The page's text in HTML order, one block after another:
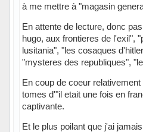
à me mettre à "magasin
En attente de lecture, donc
hugo, aux frontieres de l'exil",
lusitania", "les cosaques
"mysteres des republiques",
En coup de coeur
tomes d'"il etait une fois en
captivante.
Et le plus poilant que j'ai